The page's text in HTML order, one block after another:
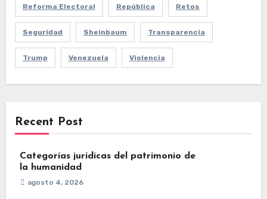
Reforma Electoral República Retos
Seguridad Sheinbaum Transparencia
Trump Venezuela Violencia
Recent Post
Categorías jurídicas del patrimonio de
la humanidad
agosto 4, 2026